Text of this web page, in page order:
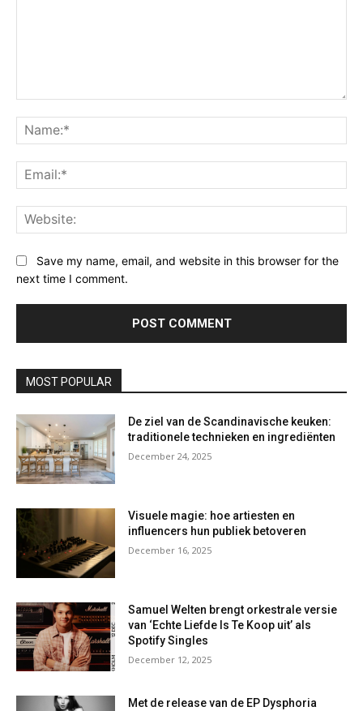
Save my name, email, and website in this browser for the
next time I comment.
MOST POPULAR
De ziel van de Scandinavische keuken:
traditionele technieken en ingrediënten
December 24, 2025
Visuele magie: hoe artiesten en
influencers hun publiek betoveren
December 16, 2025
Samuel Welten brengt orkestrale versie
van ‘Echte Liefde Is Te Koop uit’ als
Spotify Singles
December 12, 2025
Met de release van de EP Dysphoria